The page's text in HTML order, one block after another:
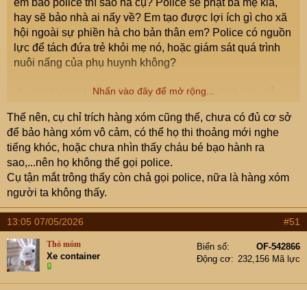
em báo police thì sao hả cụ? Police sẽ phạt bà mẹ kia,
hay sẽ bảo nhà ai nấy về? Em tạo được lợi ích gì cho xã
hội ngoài sự phiền hà cho bản thân em? Police có nguồn
lực để tách đứa trẻ khỏi mẹ nó, hoặc giám sát quá trình
nuôi nấng của phụ huynh không?
rõ ràng là người ta chỉ có động lực để can thiệp khi nỗ
giác rằng nó vụn vặt quá, và cách vận hành của hệ thống
chẳng khuyến khích, thì tại sao em phải tự chuốc nhọc
vào người?
Nhấn vào đây để mở rộng...
Thế nên, cụ chỉ trích hàng xóm cũng thế, chưa có đủ cơ sở
để bảo hàng xóm vô cảm, có thể họ thi thoảng mới nghe
tiếng khóc, hoặc chưa nhìn thấy cháu bé bạo hành ra
sao,...nên họ không thể gọi police.
Cụ tận mắt trông thấy còn chả gọi police, nữa là hàng xóm
người ta không thấy.
13:05 07/05/2026 #51
Thỏ móm
Xe container
Biển số
OF-542866
Động cơ
232,156 Mã lực